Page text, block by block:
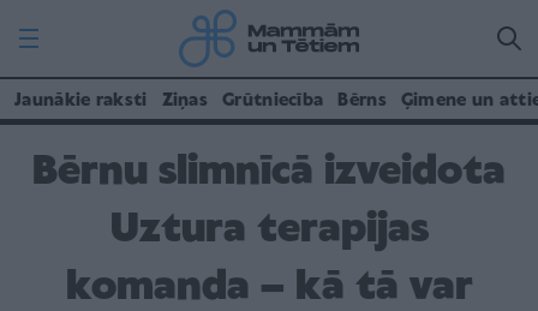
Jaunākie raksti Ziņas Grūtniecība Bērns Ģimene un
Bērnu slimnīcā izveidota
Uztura terapijas
komanda – kā tā var